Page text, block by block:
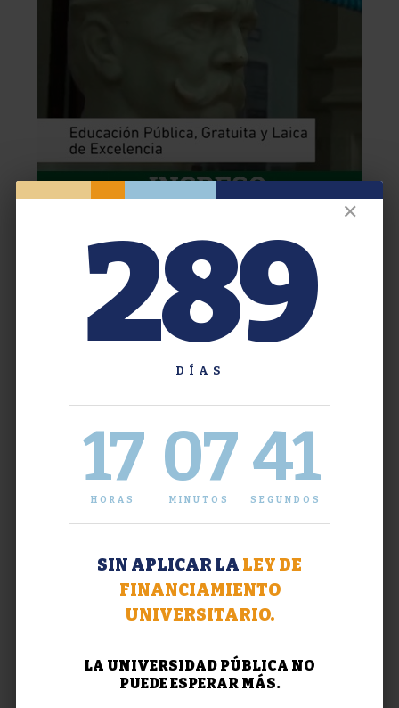
✕
289
DÍAS
17
HORAS
07
MINUTOS
42
SEGUNDOS
SIN APLICAR LA LEY DE
FINANCIAMIENTO
UNIVERSITARIO.
LA UNIVERSIDAD PÚBLICA NO
PUEDE ESPERAR MÁS.